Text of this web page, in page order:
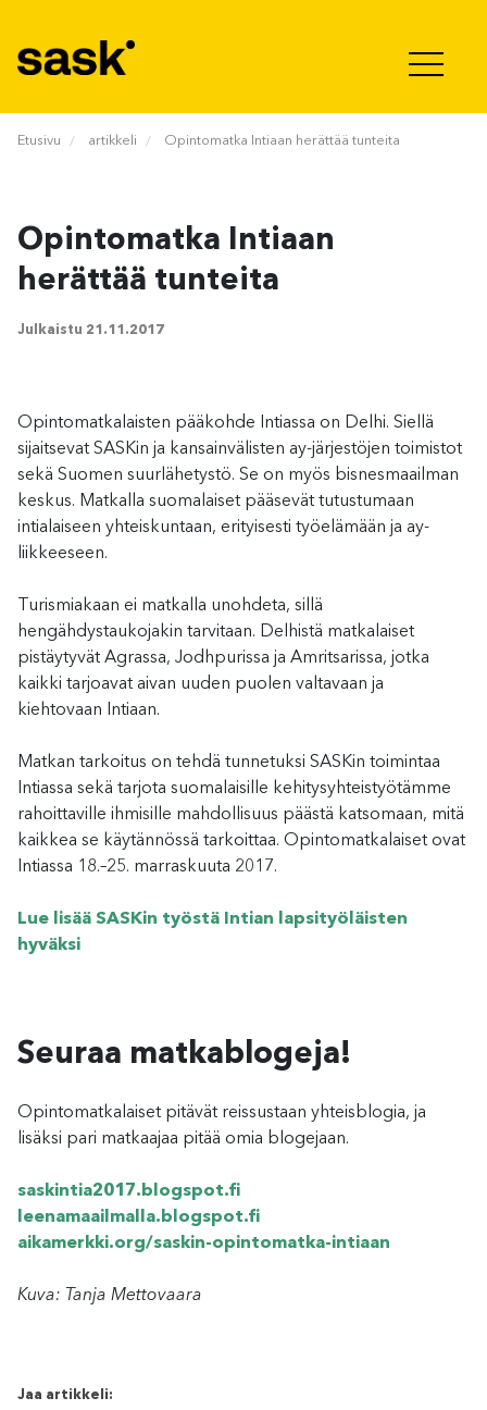
Etusivu artikkeli Opintomatka Intiaan herättää tunteita
Opintomatka Intiaan
herättää tunteita
Julkaistu 21.11.2017
Opintomatkalaisten pääkohde Intiassa on Delhi. Siellä
sijaitsevat SASKin ja kansainvälisten ay-järjestöjen toimistot
sekä Suomen suurlähetystö. Se on myös bisnesmaailman
keskus. Matkalla suomalaiset pääsevät tutustumaan
intialaiseen yhteiskuntaan, erityisesti työelämään ja ay-
liikkeeseen.
Turismiakaan ei matkalla unohdeta, sillä
hengähdystaukojakin tarvitaan. Delhistä matkalaiset
pistäytyvät Agrassa, Jodhpurissa ja Amritsarissa, jotka
kaikki tarjoavat aivan uuden puolen valtavaan ja
kiehtovaan Intiaan.
Matkan tarkoitus on tehdä tunnetuksi SASKin toimintaa
Intiassa sekä tarjota suomalaisille kehitysyhteistyötämme
rahoittaville ihmisille mahdollisuus päästä katsomaan, mitä
kaikkea se käytännössä tarkoittaa. Opintomatkalaiset ovat
Intiassa 18.–25. marraskuuta 2017.
Lue lisää SASKin työstä Intian lapsityöläisten
hyväksi
Seuraa matkablogeja!
Opintomatkalaiset pitävät reissustaan yhteisblogia, ja
lisäksi pari matkaajaa pitää omia blogejaan.
saskintia2017.blogspot.fi
leenamaailmalla.blogspot.fi
aikamerkki.org/saskin-opintomatka-intiaan
Kuva: Tanja Mettovaara
Jaa artikkeli: